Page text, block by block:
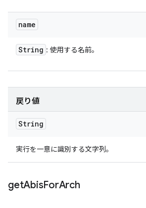
name
String : 使用する名前。
戻り値
String
実行を一意に識別する文字列。
getAbisForArch